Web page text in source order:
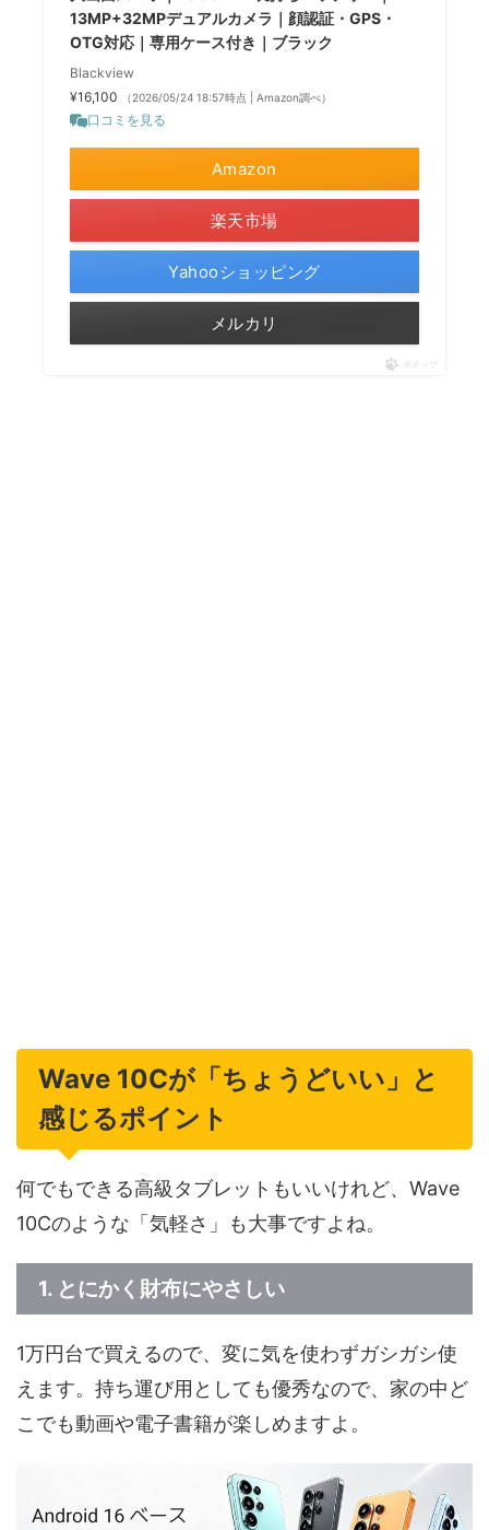
13MP+32MPデュアルカメラ｜顔認証・GPS・
OTG対応｜専用ケース付き｜ブラック
Blackview
¥16,100
（2026/05/24 18:57時点 | Amazon調べ）
口コミを見る
Amazon
楽天市場
Yahooショッピング
メルカリ
ポチップ
Wave 10Cが「ちょうどいい」と
感じるポイント
何でもできる高級タブレットもいいけれど、Wave
10Cのような「気軽さ」も大事ですよね。
1. とにかく財布にやさしい
1万円台で買えるので、変に気を使わずガシガシ使
えます。持ち運び用としても優秀なので、家の中ど
こでも動画や電子書籍が楽しめますよ。